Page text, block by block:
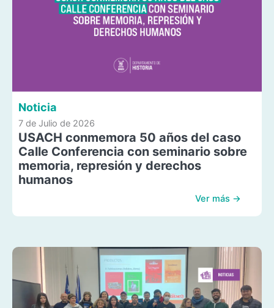
Noticia
7 de Julio de 2026
USACH conmemora 50 años del caso
Calle Conferencia con seminario sobre
memoria, represión y derechos
humanos
Ver más →